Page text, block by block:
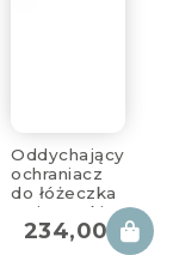
Oddychający
ochraniacz
do łóżeczka
z siateczki
rigel star
234,00 zł